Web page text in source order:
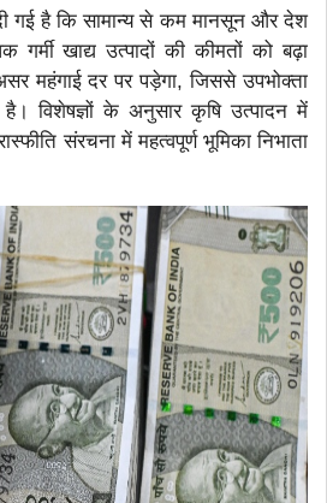
दी गई है कि सामान्य से कम मानसून और देश
खाद्य उत्पादों की कीमतों को बढ़ा
महंगाई दर पर पड़ेगा, जिससे उपभोक्ता
है। विशेषज्ञों के अनुसार कृषि उत्पादन में
संरचना में महत्वपूर्ण भूमिका निभाता